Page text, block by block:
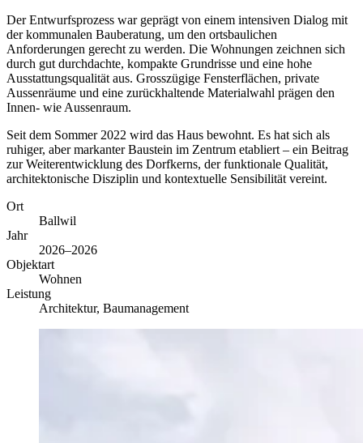
Der Entwurfsprozess war geprägt von einem intensiven Dialog mit
der kommunalen Bauberatung, um den ortsbaulichen
Anforderungen gerecht zu werden. Die Wohnungen zeichnen sich
durch gut durchdachte, kompakte Grundrisse und eine hohe
Ausstattungsqualität aus. Grosszügige Fensterflächen, private
Aussenräume und eine zurückhaltende Materialwahl prägen den
Innen- wie Aussenraum.
Seit dem Sommer 2022 wird das Haus bewohnt. Es hat sich als
ruhiger, aber markanter Baustein im Zentrum etabliert – ein Beitrag
zur Weiterentwicklung des Dorfkerns, der funktionale Qualität,
architektonische Disziplin und kontextuelle Sensibilität vereint.
Ort
Ballwil
Jahr
2026–2026
Objektart
Wohnen
Leistung
Architektur, Baumanagement